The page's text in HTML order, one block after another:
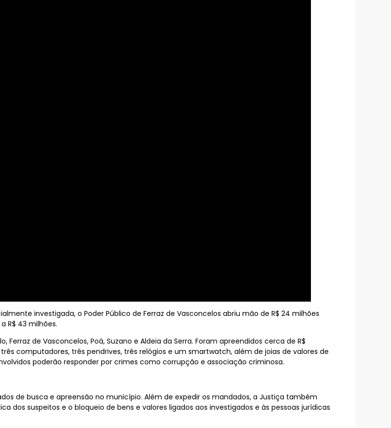
investigada, o Poder Público de Ferraz de Vasconcelos abriu mão de R$ 24 milhões
R$ 43 milhões.
de Vasconcelos, Poá, Suzano e Aldeia da Serra. Foram apreendidos cerca de R$
computadores, três pendrives, três relógios e um smartwatch, além de joias de valores de
poderão responder por crimes como corrupção e associação criminosa.
de busca e apreensão no município. Além de expedir os mandados, a Justiça também
dos suspeitos e o bloqueio de bens e valores ligados aos investigados e às pessoas jurídicas